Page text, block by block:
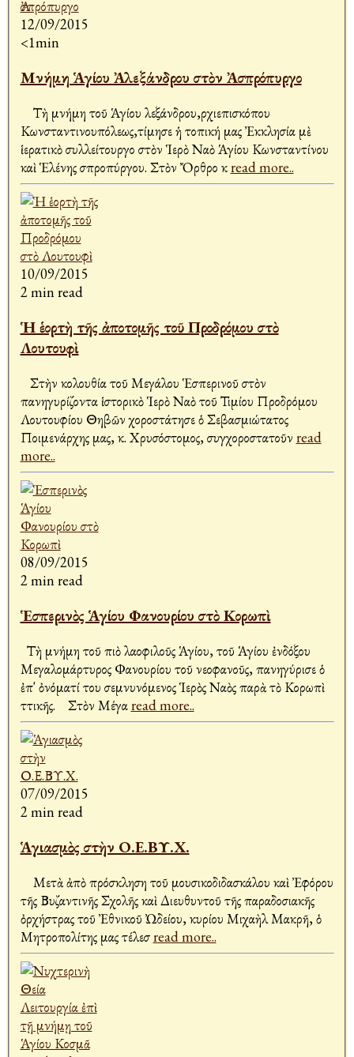
12/09/2015
<1min
Μνήμη Ἁγίου Ἀλεξάνδρου στὸν Ἀσπρόπυργο
Τὴ μνήμη τοῦ Ἁγίου Ἀλεξάνδρου,Ἀρχιεπισκόπου
Κωνσταντινουπόλεως,τίμησε ἡ τοπική μας Ἐκκλησία μὲ
ἱερατικὸ συλλείτουργο στὸν Ἱερὸ Ναὸ Ἁγίου Κωνσταντίνου
καὶ Ἑλένης Ἀσπροπύργου. Στὸν Ὄρθρο κread more..
10/09/2015
2 min read
Ἡ ἑορτὴ τῆς ἀποτομῆς τοῦ Προδρόμου στὸ
Λουτουφὶ
Στὴν Ἀκολουθία τοῦ Μεγάλου Ἑσπερινοῦ στὸν
πανηγυρίζοντα ἱστορικὸ Ἱερὸ Ναὸ τοῦ Τιμίου Προδρόμου
Λουτουφίου Θηβῶν χοροστάτησε ὁ Σεβασμιώτατος
Ποιμενάρχης μας, κ. Χρυσόστομος, συγχοροστατοῦν read
more..
08/09/2015
2 min read
Ἑσπερινὸς Ἁγίου Φανουρίου στὸ Κορωπὶ
Τὴ μνήμη τοῦ πιὸ λαοφιλοῦς Ἁγίου, τοῦ Ἁγίου ἐνδόξου
Μεγαλομάρτυρος Φανουρίου τοῦ νεοφανοῦς, πανηγύρισε ὁ
ἐπ' ὀνόματί του σεμνυνόμενος Ἱερὸς Ναὸς παρὰ τὸ Κορωπὶ
Ἀττικῆς. Στὸν Μέγαread more..
07/09/2015
2 min read
Ἁγιασμὸς στὴν Ο.Ε.ΒΥ.Χ.
Μετὰ ἀπὸ πρόσκληση τοῦ μουσικοδιδασκάλου καὶ Ἐφόρου
τῆς Βυζαντινῆς Σχολῆς καὶ Διευθυντοῦ τῆς παραδοσιακῆς
ὀρχήστρας τοῦ Ἐθνικοῦ Ὠδείου, κυρίου Μιχαὴλ Μακρῆ, ὁ
Μητροπολίτης μας τέλεσread more..